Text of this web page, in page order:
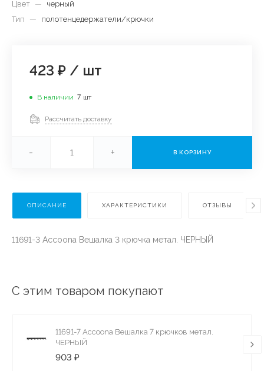
Цвет —
черный
Тип
— полотенцедержатели/крючки
423 ₽ / шт
В наличии 7 шт
Рассчитать доставку
- + В КОРЗИНУ
ОПИСАНИЕ ХАРАКТЕРИСТИКИ ОТЗЫВЫ
11691-3 Accoona Вешалка 3 крючка метал. ЧЕРНЫЙ
С этим товаром покупают
11691-7 Accoona Вешалка 7 крючков метал.
ЧЕРНЫЙ
903 ₽